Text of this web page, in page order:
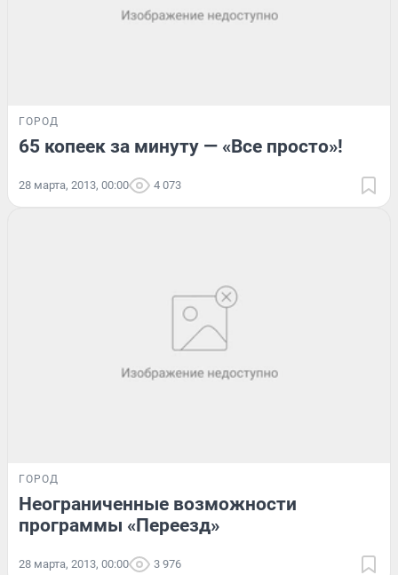
ГОРОД
65 копеек за минуту — «Все просто»!
28 марта, 2013, 00:00 4 073
ГОРОД
Неограниченные возможности
программы «Переезд»
28 марта, 2013, 00:00 3 976